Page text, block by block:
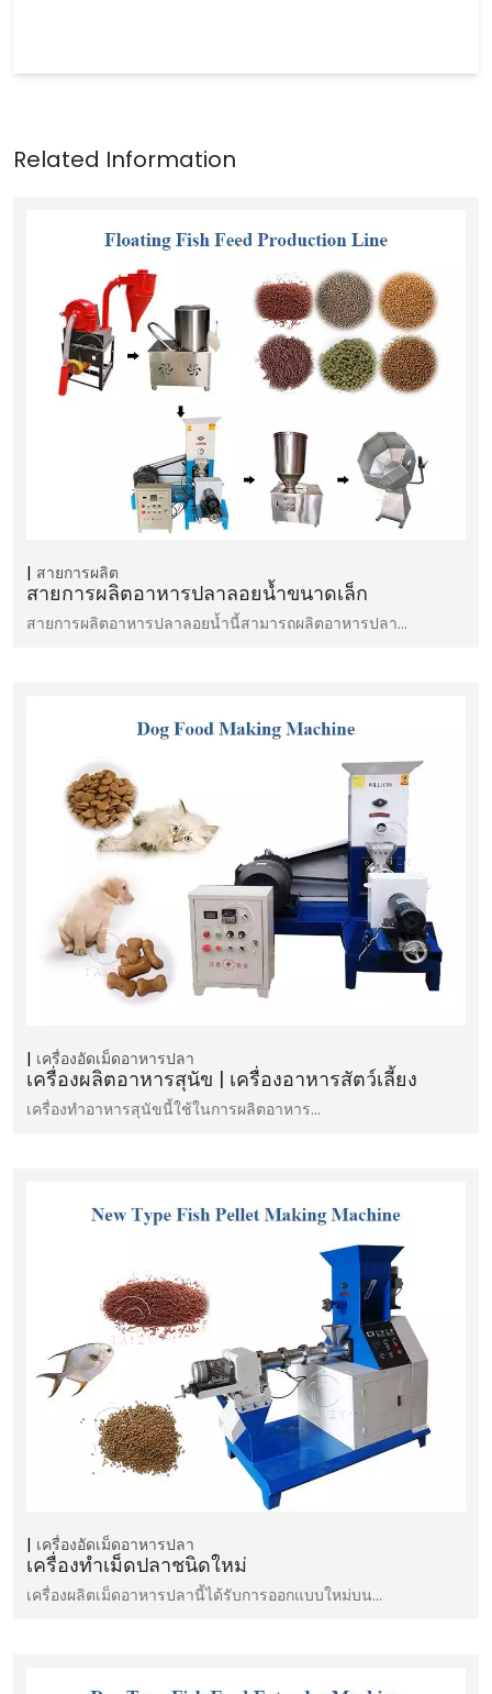
สายการผลิต
สายการผลิตอาหารปลาลอยน้ำขนาดเล็ก
สายการผลิตอาหารปลาลอยน้ำนี้สามารถผลิตอาหารปลา...
เครื่องอัดเม็ดอาหารปลา
เครื่องผลิตอาหารสุนัข | เครื่องอาหารสัตว์เลี้ยง
เครื่องทำอาหารสุนัขนี้ใช้ในการผลิตอาหาร...
เครื่องอัดเม็ดอาหารปลา
เครื่องทำเม็ดปลาชนิดใหม่
เครื่องผลิตเม็ดอาหารปลานี้ได้รับการออกแบบใหม่บน…